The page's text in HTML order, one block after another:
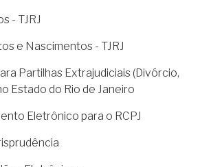
- TJRJ
e Nascimentos - TJRJ
Partilhas Extrajudiciais (Divórcio,
Estado do Rio de Janeiro
Eletrônico para o RCPJ